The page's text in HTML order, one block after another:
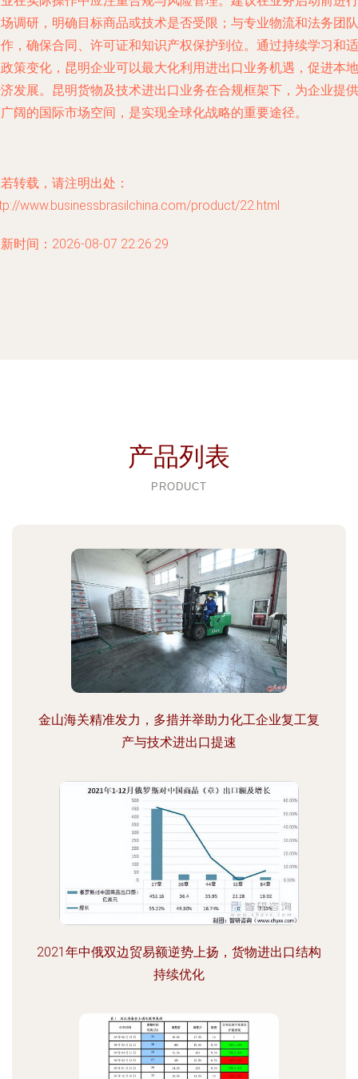
调研，明确目标商品或技术是否受限；与专业物流和法务团队
，确保合同、许可证和知识产权保护到位。通过持续学习和适
策变化，昆明企业可以最大化利用进出口业务机遇，促进本地
发展。昆明货物及技术进出口业务在合规框架下，为企业提供
阔的国际市场空间，是实现全球化战略的重要途径。
转载，请注明出处：
www.businessbrasilchina.com/product/22.html
时间：2026-08-07 22:26:29
产品列表
PRODUCT
金山海关精准发力，多措并举助力化工企业复工复
产与技术进出口提速
2021年中俄双边贸易额逆势上扬，货物进出口结构
持续优化